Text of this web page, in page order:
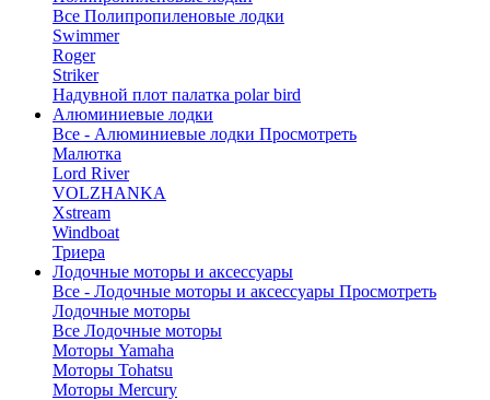
Все Полипропиленовые лодки
Swimmer
Roger
Striker
Надувной плот палатка polar bird
Алюминиевые лодки
Все - Алюминиевые лодки Просмотреть
Малютка
Lord River
VOLZHANKA
Xstream
Windboat
Триера
Лодочные моторы и аксессуары
Все - Лодочные моторы и аксессуары Просмотреть
Лодочные моторы
Все Лодочные моторы
Моторы Yamaha
Моторы Tohatsu
Моторы Mercury